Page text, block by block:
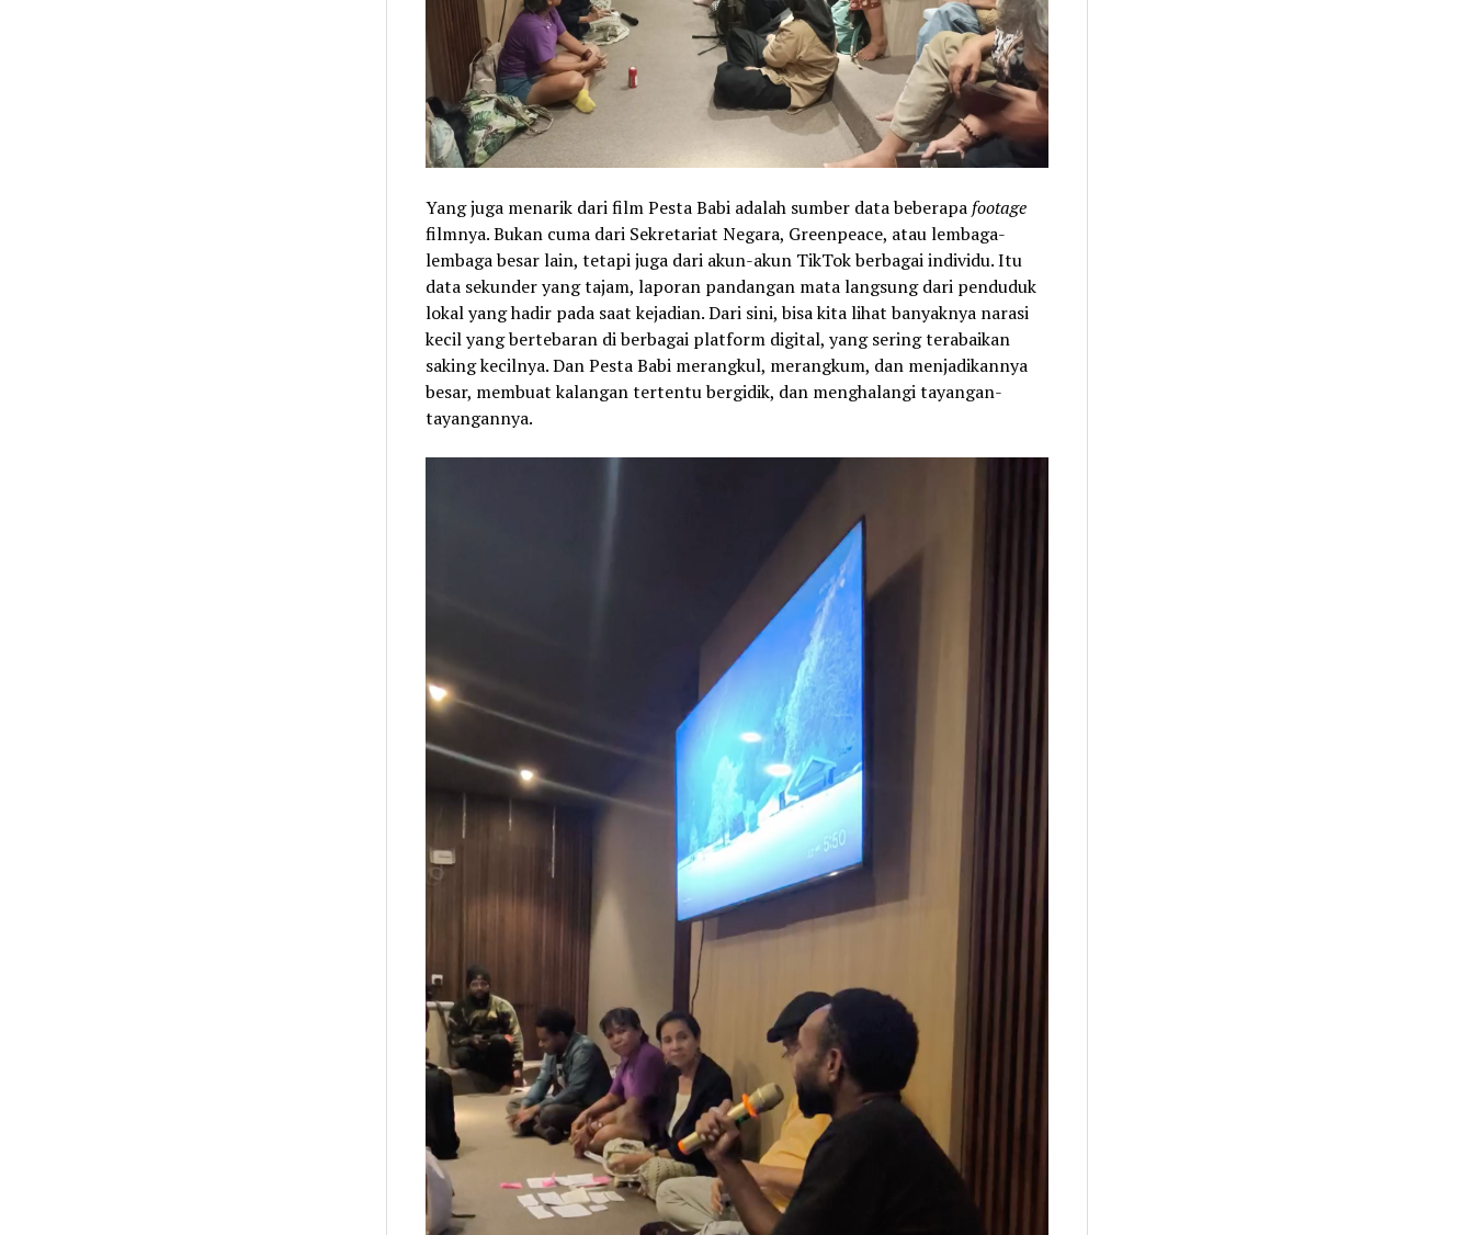
Yang juga menarik dari film Pesta Babi adalah sumber data beberapa footage
filmnya. Bukan cuma dari Sekretariat Negara, Greenpeace, atau lembaga-
lembaga besar lain, tetapi juga dari akun-akun TikTok berbagai individu. Itu
data sekunder yang tajam, laporan pandangan mata langsung dari penduduk
lokal yang hadir pada saat kejadian. Dari sini, bisa kita lihat banyaknya narasi
kecil yang bertebaran di berbagai platform digital, yang sering terabaikan
saking kecilnya. Dan Pesta Babi merangkul, merangkum, dan menjadikannya
besar, membuat kalangan tertentu bergidik, dan menghalangi tayangan-
tayangannya.